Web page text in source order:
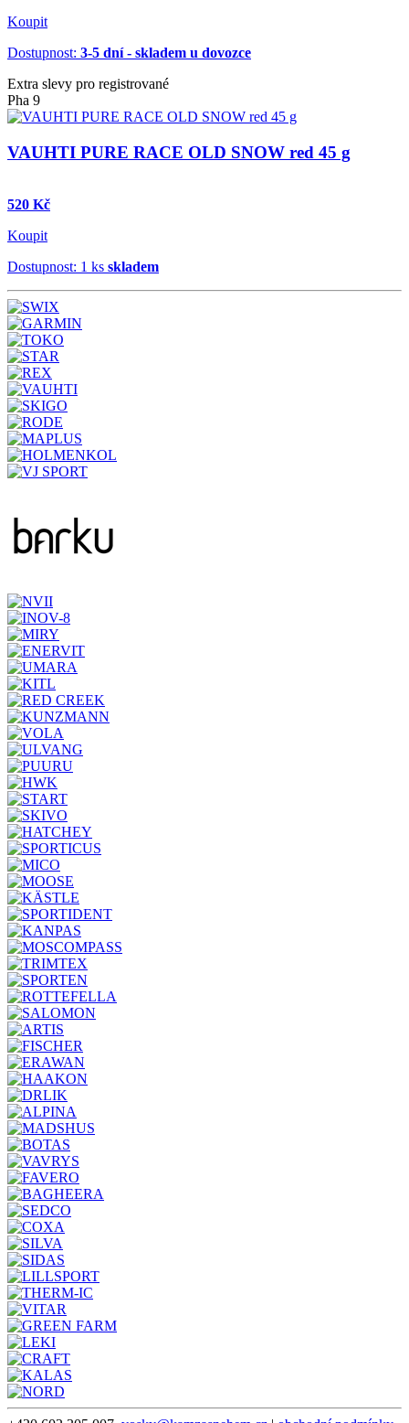
Koupit
Dostupnost: 3-5 dní - skladem u dovozce
Extra slevy pro registrované
Pha 9
VAUHTI PURE RACE OLD SNOW red 45 g
520 Kč
Koupit
Dostupnost: 1 ks skladem